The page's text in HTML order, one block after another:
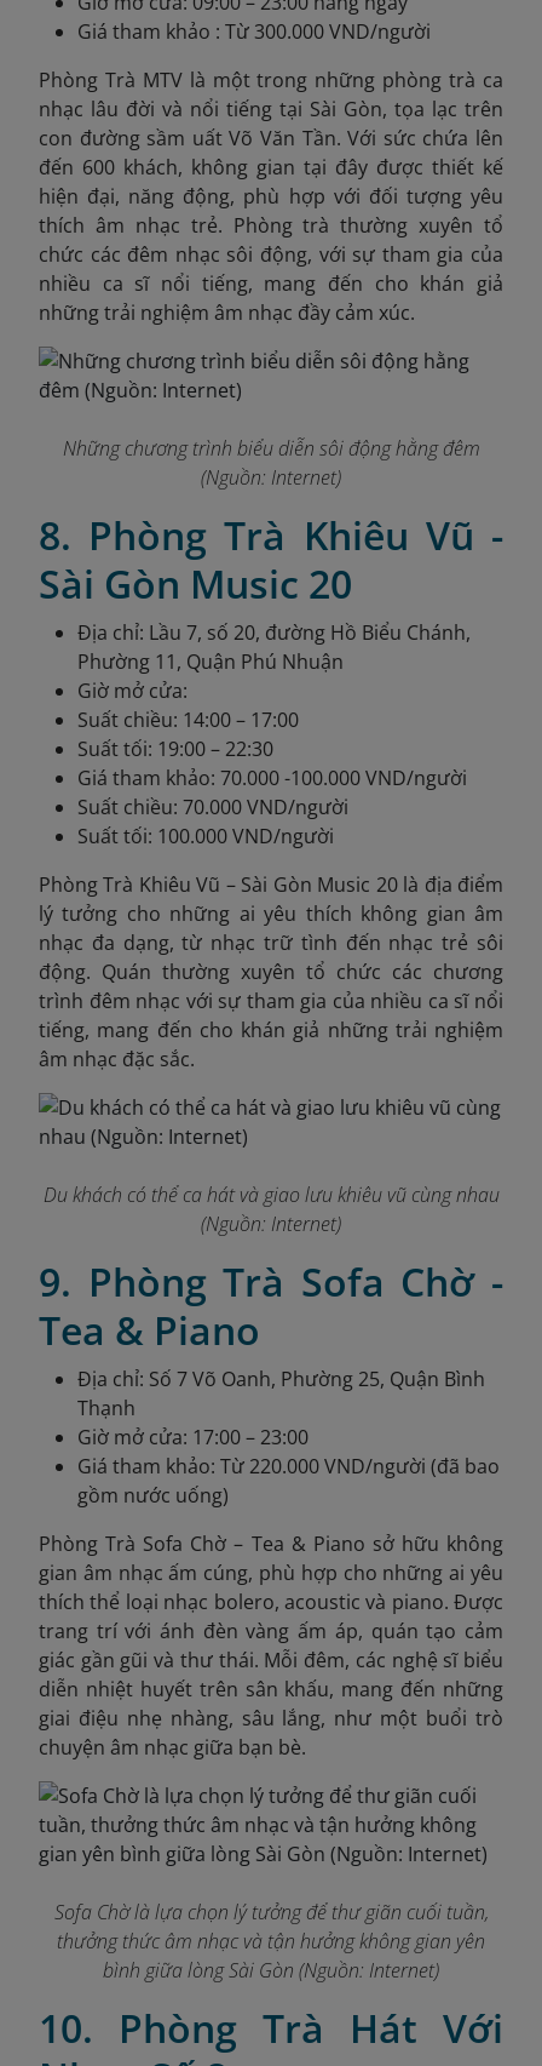
Giá tham khảo : Từ 300.000 VND/người
Phòng Trà MTV là một trong những phòng trà ca
nhạc lâu đời và nổi tiếng tại Sài Gòn, tọa lạc trên
con đường sầm uất Võ Văn Tần. Với sức chứa lên
đến 600 khách, không gian tại đây được thiết kế
hiện đại, năng động, phù hợp với đối tượng yêu
thích âm nhạc trẻ. Phòng trà thường xuyên tổ
chức các đêm nhạc sôi động, với sự tham gia của
nhiều ca sĩ nổi tiếng, mang đến cho khán giả
những trải nghiệm âm nhạc đầy cảm xúc.
Những chương trình biểu diễn sôi động hằng đêm
(Nguồn: Internet)
8. Phòng Trà Khiêu Vũ -
Sài Gòn Music 20
Địa chỉ: Lầu 7, số 20, đường Hồ Biểu Chánh,
Phường 11, Quận Phú Nhuận
Giờ mở cửa:
Suất chiều: 14:00 – 17:00
Suất tối: 19:00 – 22:30
Giá tham khảo: 70.000 -100.000 VND/người
Suất chiều: 70.000 VND/người
Suất tối: 100.000 VND/người
Phòng Trà Khiêu Vũ – Sài Gòn Music 20 là địa điểm
lý tưởng cho những ai yêu thích không gian âm
nhạc đa dạng, từ nhạc trữ tình đến nhạc trẻ sôi
động. Quán thường xuyên tổ chức các chương
trình đêm nhạc với sự tham gia của nhiều ca sĩ nổi
tiếng, mang đến cho khán giả những trải nghiệm
âm nhạc đặc sắc.
Du khách có thể ca hát và giao lưu khiêu vũ cùng nhau
(Nguồn: Internet)
9. Phòng Trà Sofa Chờ -
Tea & Piano
Địa chỉ: Số 7 Võ Oanh, Phường 25, Quận Bình
Thạnh
Giờ mở cửa: 17:00 – 23:00
Giá tham khảo: Từ 220.000 VND/người (đã bao
gồm nước uống)
Phòng Trà Sofa Chờ – Tea & Piano sở hữu không
gian âm nhạc ấm cúng, phù hợp cho những ai yêu
thích thể loại nhạc bolero, acoustic và piano. Được
trang trí với ánh đèn vàng ấm áp, quán tạo cảm
giác gần gũi và thư thái. Mỗi đêm, các nghệ sĩ biểu
diễn nhiệt huyết trên sân khấu, mang đến những
giai điệu nhẹ nhàng, sâu lắng, như một buổi trò
chuyện âm nhạc giữa bạn bè.
Sofa Chờ là lựa chọn lý tưởng để thư giãn cuối tuần,
thưởng thức âm nhạc và tận hưởng không gian yên
bình giữa lòng Sài Gòn (Nguồn: Internet)
10. Phòng Trà Hát Với